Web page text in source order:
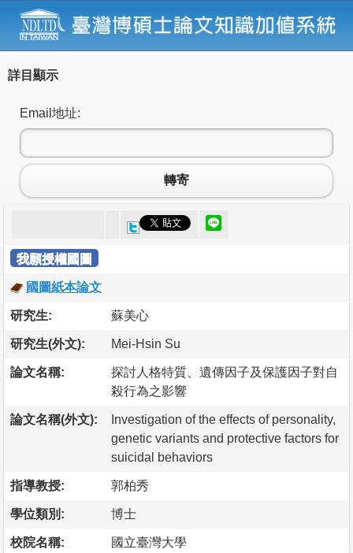
詳目顯示
Email地址:
轉寄
我願授權國圖
國圖紙本論文
研究生: 蘇美心
研究生(外文): Mei-Hsin Su
論文名稱:
探討人格特質、遺傳因子及保護因子對自
殺行為之影響
論文名稱(外文):
Investigation of the effects of personality,
genetic variants and protective factors for
suicidal behaviors
指導教授: 郭柏秀
學位類別: 博士
校院名稱: 國立臺灣大學